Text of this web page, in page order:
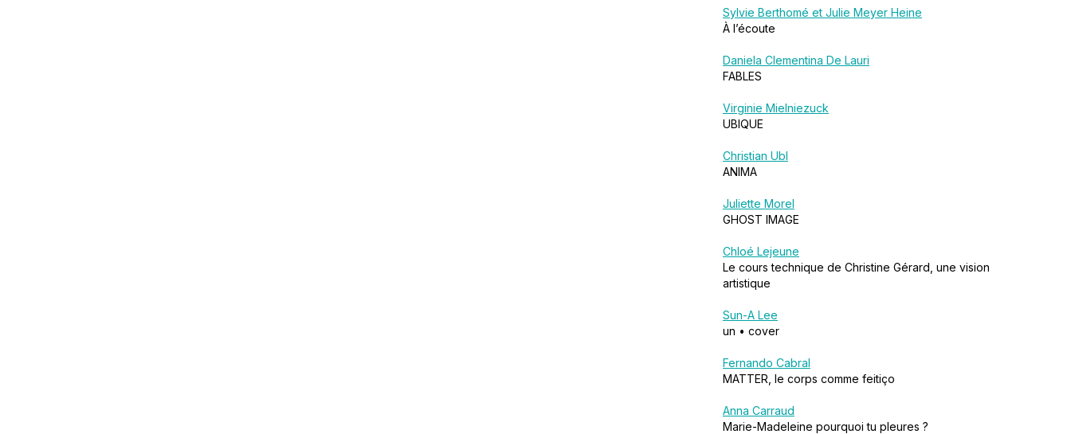
Sylvie Berthomé et Julie Meyer Heine
À l’écoute
Daniela Clementina De Lauri
FABLES
Virginie Mielniezuck
UBIQUE
Christian Ubl
ANIMA
Juliette Morel
GHOST IMAGE
Chloé Lejeune
Le cours technique de Christine Gérard, une vision
artistique
Sun-A Lee
un • cover
Fernando Cabral
MATTER, le corps comme feitiço
Anna Carraud
Marie-Madeleine pourquoi tu pleures ?